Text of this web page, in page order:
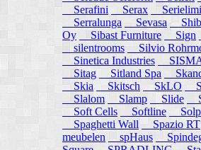
Serafini
Serax
Serralunga
Sevasa
Oy
Sibast Furniture Sign
silentrooms
Silvio
Sinetica Industries
Sitag
Sitland Spa
Skia
Skitsch SkLO
Slalom
Slamp Slide
Soft Cells
Softline
Spaghetti Wall
Spazio RT
meubelen
spHaus